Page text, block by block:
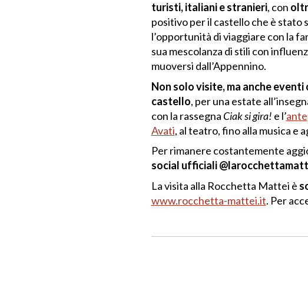
turisti, italiani e stranieri, con
positivo per il castello che è stato
l’opportunità di viaggiare con la
sua mescolanza di stili con
muoversi dall’Appennino.
Non solo visite, ma anche
castello, per una estate
con la rassegna Ciak si gira! e l’
Avati, al teatro, fino alla musica e
Per rimanere costantemente
social ufficiali
La visita alla Rocchetta Mattei è
www.rocchetta-mattei.it. Per